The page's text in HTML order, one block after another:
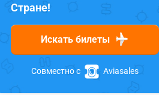
Стране!
Искать билеты
Совместно с Aviasales